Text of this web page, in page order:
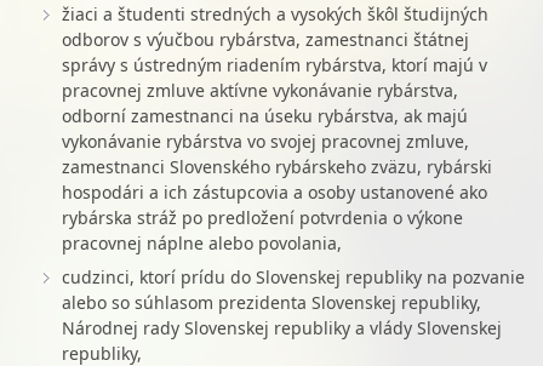
žiaci a študenti stredných a vysokých škôl študijných
odborov s výučbou rybárstva, zamestnanci štátnej
správy s ústredným riadením rybárstva, ktorí majú v
pracovnej zmluve aktívne vykonávanie rybárstva,
odborní zamestnanci na úseku rybárstva, ak majú
vykonávanie rybárstva vo svojej pracovnej zmluve,
zamestnanci Slovenského rybárskeho zväzu, rybárski
hospodári a ich zástupcovia a osoby ustanovené ako
rybárska stráž po predložení potvrdenia o výkone
pracovnej náplne alebo povolania,
cudzinci, ktorí prídu do Slovenskej republiky na pozvanie
alebo so súhlasom prezidenta Slovenskej republiky,
Národnej rady Slovenskej republiky a vlády Slovenskej
republiky,